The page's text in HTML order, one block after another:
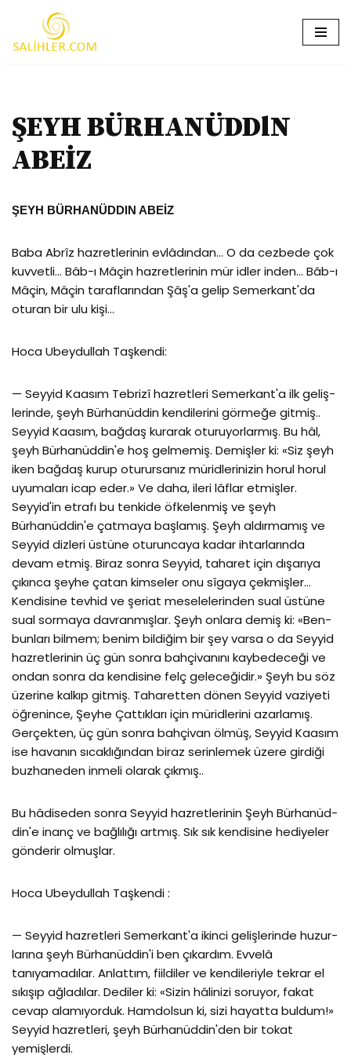
İçeriğe
ŞEYH BÜRHANÜDDlN
ABEİZ
ŞEYH BÜRHANÜDDlN ABEİZ
Baba Abrîz hazretlerinin evlâdından… O da cezbede çok
kuvvetli… Bâb-ı Mâçin hazretlerinin mür idler inden… Bâb-ı
Mâçin, Mâçin taraflarından Şâş'a gelip Semerkant'da
oturan bir ulu kişi…
Hoca Ubeydullah Taşkendi:
— Seyyid Kaasım Tebrizî hazretleri Semerkant'a ilk geliş­
lerinde, şeyh Bürhanüddin kendilerini görmeğe gitmiş..
Seyyid Kaasım, bağdaş kurarak oturuyorlarmış. Bu hâl,
şeyh Bürhanüddin'e hoş gelmemiş. Demişler ki: «Siz şeyh
iken bağdaş kurup oturursanız müridlerinizin horul horul
uyumaları icap eder.» Ve daha, ileri lâflar etmişler.
Seyyid'in etrafı bu tenkide öfkelenmiş ve şeyh
Bürhanüddin'e çatmaya başlamış. Şeyh aldırmamış ve
Seyyid dizleri üstüne oturuncaya kadar ihtarlarında
devam etmiş. Biraz sonra Seyyid, taharet için dışarıya
çıkınca şeyhe çatan kim­seler onu sîgaya çekmişler…
Kendisine tevhid ve şeriat meselele­rinden sual üstüne
sual sormaya davranmışlar. Şeyh onlara demiş ki: «Ben-
bunları bilmem; benim bildiğim bir şey varsa o da Seyyid
hazretlerinin üç gün sonra bahçivanını kaybedeceği ve
on­dan sonra da kendisine felç geleceğidir.» Şeyh bu söz
üzerine kal­kıp gitmiş. Taharetten dönen Seyyid vaziyeti
öğrenince, Şeyhe Çattıkları için müridlerini azarlamış.
Gerçekten, üç gün sonra bahçivan ölmüş, Seyyid Kaasım
ise havanın sıcaklığından biraz serinlemek üzere girdiği
buzhaneden inmeli olarak çıkmış..
Bu hâdiseden sonra Seyyid hazretlerinin Şeyh Bürhanüd-
din'e inanç ve bağlılığı artmış. Sık sık kendisine hediyeler
gönde­rir olmuşlar.
Hoca Ubeydullah Taşkendi :
— Seyyid hazretleri Semerkant'a ikinci gelişlerinde huzur­
larına şeyh Bürhanüddin'i ben çıkardım. Evvelâ
tanıyamadılar. Anlattım, fiildiler ve kendileriyle tekrar el
sıkışıp ağladılar. De­diler ki: «Sizin hâlinizi soruyor, fakat
cevap alamıyorduk. Hamdolsun ki, sizi hayatta buldum!»
Seyyid hazretleri, şeyh Bürhanüddin'den bir tokat
yemişlerdi.